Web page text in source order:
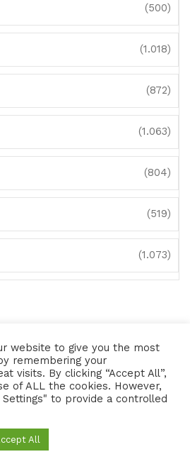
(500)
(1.018)
(872)
(1.063)
(804)
(519)
(1.073)
by
website to give you the most
remembering your
visits. By clicking “Accept All”,
of ALL the cookies. However,
to provide a controlled
All